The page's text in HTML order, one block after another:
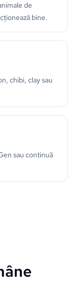
de
bine.
chibi, clay sau
sau continuă